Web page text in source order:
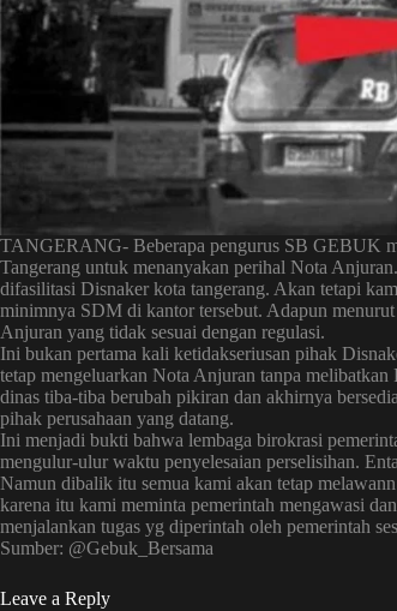
TANGERANG- Beberapa pengurus SB GEBUK
Tangerang untuk menanyakan perihal Nota
difasilitasi Disnaker kota tangerang. Akan tetapi
minimnya SDM di kantor tersebut. Adapun
Anjuran yang tidak sesuai dengan regulasi.
Ini bukan pertama kali ketidakseriusan pihak
tetap mengeluarkan Nota Anjuran tanpa
dinas tiba-tiba berubah pikiran dan akhirnya
pihak perusahaan yang datang.
Ini menjadi bukti bahwa lembaga birokrasi
mengulur-ulur waktu penyelesaian perselisihan.
Namun dibalik itu semua kami akan tetap
karena itu kami meminta pemerintah mengawasi
menjalankan tugas yg diperintah oleh pemerintah
Sumber: @Gebuk_Bersama
Leave a Reply